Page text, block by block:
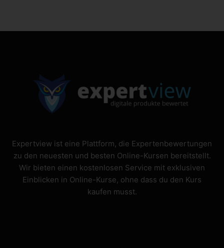
Expertview ist eine Plattform, die Expertenbewertungen
zu den neuesten und besten Online-Kursen bereitstellt.
Wir bieten einen kostenlosen Service mit exklusiven
Einblicken in Online-Kurse, ohne dass du den Kurs
kaufen musst.